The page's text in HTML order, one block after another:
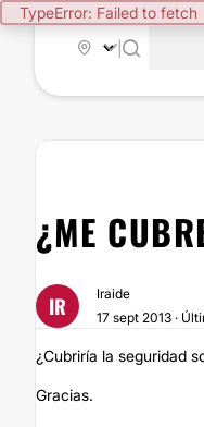
TypeError: Failed to fetch
¿ME
IR
Iraide
17 sept 2013 ·
¿Cubriría la seguridad
Gracias.